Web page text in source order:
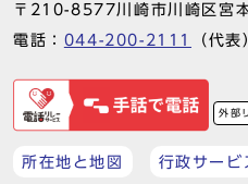
〒210-8577川崎市川崎区宮
電話： 044-200-2111 （代表
外部
所在地と地図 行政サービ